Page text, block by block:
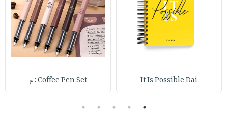
It Is Possible Dai Coffee Pen Set : م
1
2
3
4
5